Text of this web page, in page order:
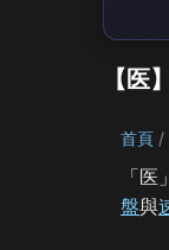
【
首頁
「
盤與